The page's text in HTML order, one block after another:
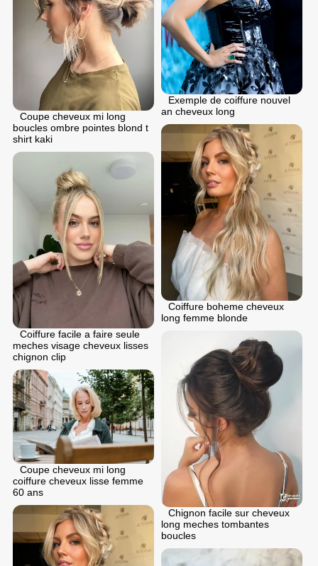
Exemple de coiffure nouvel
an cheveux long
Coupe cheveux mi long
boucles ombre pointes blond t
shirt kaki
Coiffure boheme cheveux
long femme blonde
Coiffure facile a faire seule
meches visage cheveux lisses
chignon clip
Chignon facile sur cheveux
long meches tombantes
boucles
Coupe cheveux mi long
coiffure cheveux lisse femme
60 ans